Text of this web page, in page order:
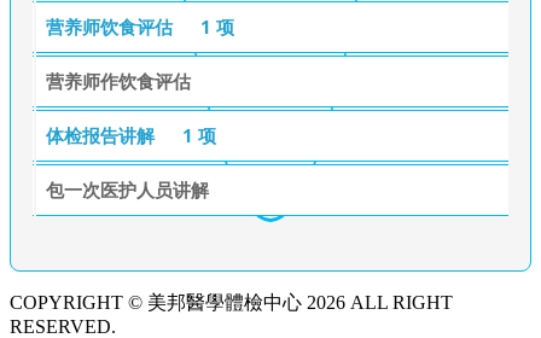
营养师饮食评估 1 项
营养师作饮食评估
体检报告讲解 1 项
包一次医护人员讲解
COPYRIGHT © 美邦醫學體檢中心 2026 ALL RIGHT
RESERVED.